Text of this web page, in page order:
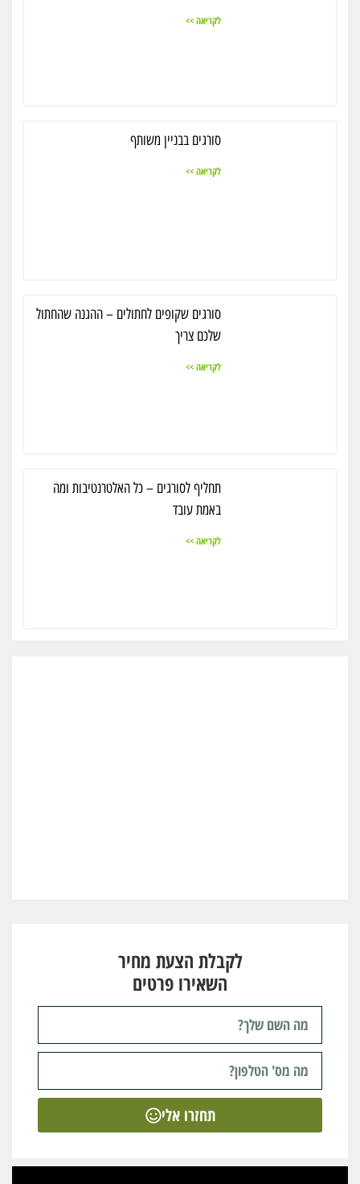
לקריאה >>
סורגים בבניין משותף
לקריאה >>
סורגים שקופים לחתולים – ההגנה שהחתול
שלכם צריך
לקריאה >>
תחליף לסורגים – כל האלטרנטיבות ומה
באמת עובד
לקריאה >>
לקבלת הצעת מחיר
השאירו פרטים
תחזרו אלי